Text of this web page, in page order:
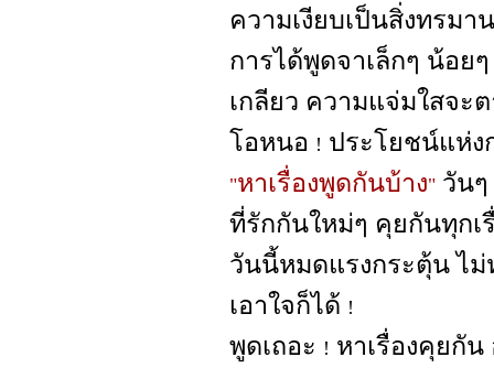
ความเงียบเป็นสิ่งทรม
การได้พูดจาเล็กๆ น้อย
เกลียว ความแจ่มใสจะ
โอหนอ ! ประโยชน์แห่
"หาเรื่องพูดกันบ้าง" วัน
ที่รักกันใหม่ๆ คุยกันทุกเ
วันนี้หมดแรงกระตุ้น ไม่
เอาใจก็ได้ !
พูดเถอะ ! หาเรื่องคุยกัน